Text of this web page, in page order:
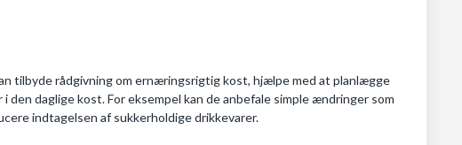
tilbyde rådgivning om ernæringsrigtig kost, hjælpe med at planlægge
daglige kost. For eksempel kan de anbefale simple ændringer som
indtagelsen af sukkerholdige drikkevarer.